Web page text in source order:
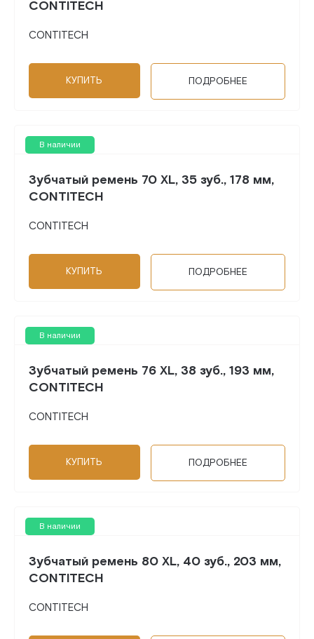
CONTITECH
CONTITECH
КУПИТЬ ПОДРОБНЕЕ
В наличии
Зубчатый ремень 70 XL, 35 зуб., 178 мм,
CONTITECH
CONTITECH
КУПИТЬ ПОДРОБНЕЕ
В наличии
Зубчатый ремень 76 XL, 38 зуб., 193 мм,
CONTITECH
CONTITECH
КУПИТЬ ПОДРОБНЕЕ
В наличии
Зубчатый ремень 80 XL, 40 зуб., 203 мм,
CONTITECH
CONTITECH